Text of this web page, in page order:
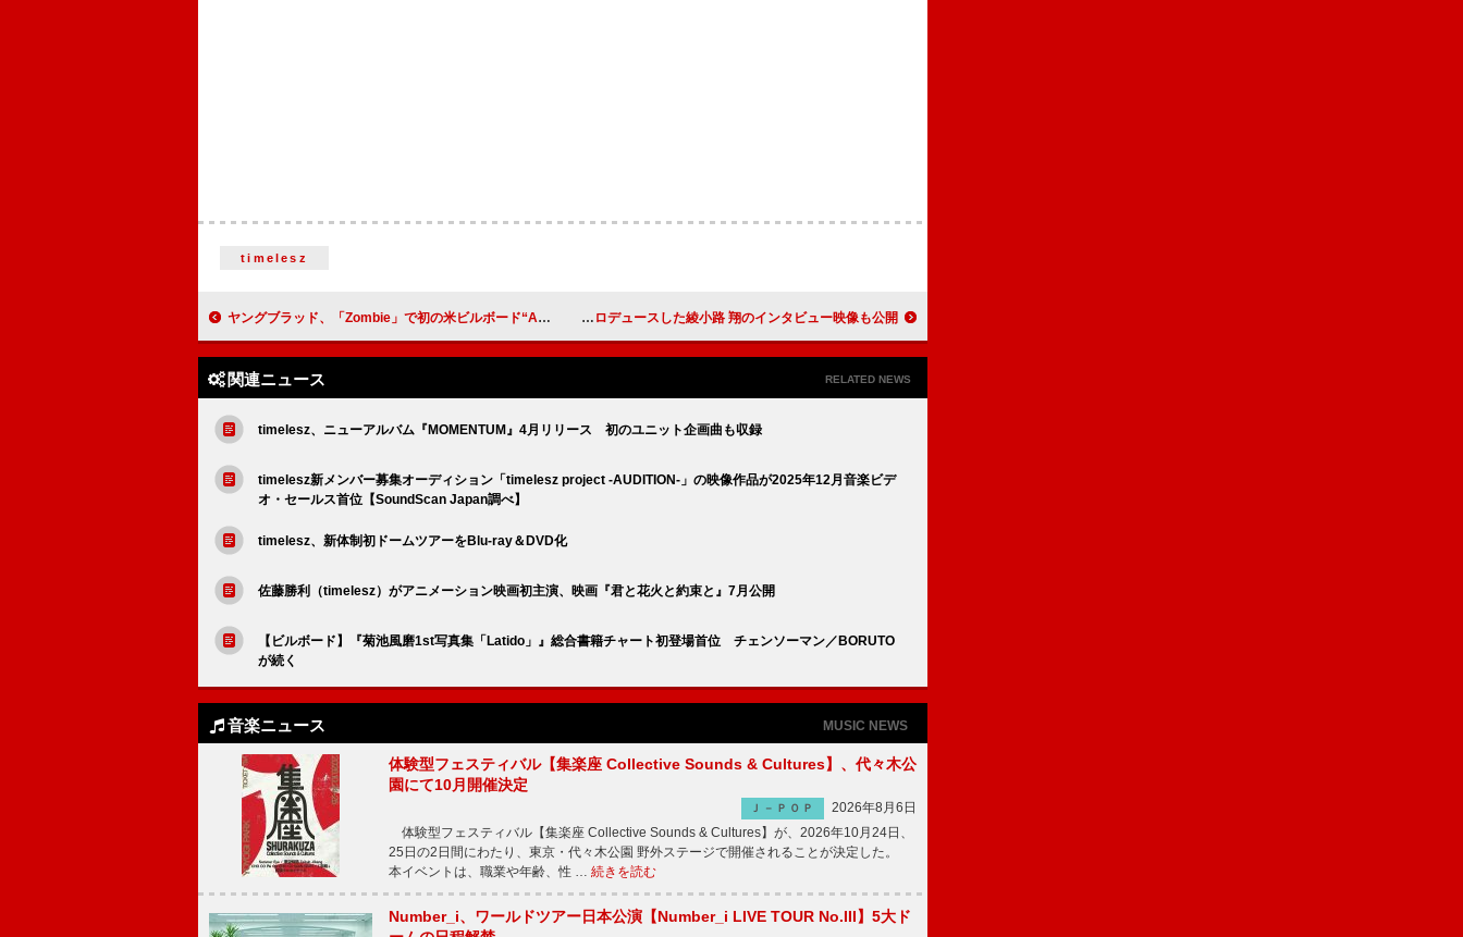
timelesz
ヤングブラッド、「Zombie」で初の米ビルボード“Alternative Airplay”チャート首位を獲得 Lienel、1st EP『Osyan』リード曲のタイトル解禁＆プロデュースした綾小路 翔のインタビュー映像も公開
関連ニュース RELATED NEWS
timelesz、ニューアルバム『MOMENTUM』4月リリース 初のユニット企画曲も収録
timelesz新メンバー募集オーディション「timelesz project -AUDITION-」の映像作品が2025年12月音楽ビデ
オ・セールス首位【SoundScan Japan調べ】
timelesz、新体制初ドームツアーをBlu-ray＆DVD化
佐藤勝利（timelesz）がアニメーション映画初主演、映画『君と花火と約束と』7月公開
【ビルボード】『菊池風磨1st写真集「Latido」』総合書籍チャート初登場首位 チェンソーマン／BORUTO
が続く
音楽ニュース MUSIC NEWS
体験型フェスティバル【集楽座 Collective Sounds & Cultures】、代々木公
園にて10月開催決定
Ｊ－ＰＯＰ
2026年8月6日
体験型フェスティバル【集楽座 Collective Sounds & Cultures】が、2026年10月24日、
25日の2日間にわたり、東京・代々木公園 野外ステージで開催されることが決定した。
本イベントは、職業や年齢、性 … 続きを読む
Number_i、ワールドツアー日本公演【Number_i LIVE TOUR No.III】5大ド